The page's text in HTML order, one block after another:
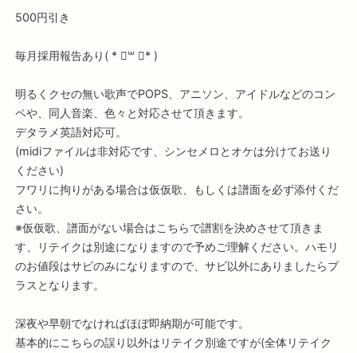
500円引き
毎月採用報告あり( * ॑꒳ ॑* )
明るくクセの無い歌声でPOPS、アニソン、アイドルなどのコン
ペや、同人音楽、色々と対応させて頂きます。
デタラメ英語対応可。
(midiファイルは非対応です、シンセメロとオケは分けてお送り
ください)
フワリに拘りがある場合は仮仮歌、もしくは譜面を必ず添付くだ
さい。
※仮仮歌、譜面がない場合はこちらで譜割を決めさせて頂きま
す、リテイクは別途になりますので予めご理解ください。ハモリ
のお値段はサビのみになりますので、サビ以外にありましたらプ
ラスとなります。
深夜や早朝でなければほぼ即納期が可能です。
基本的にこちらの誤り以外はリテイク別途ですが(全体リテイク